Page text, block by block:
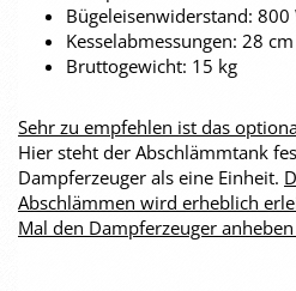
Bügeleisenwiderstand: 800
Kesselabmessungen: 28
Bruttogewicht: 15 kg
Sehr zu empfehlen ist das
Hier steht der Abschlämmtank
Dampferzeuger als eine Einheit.
Abschlämmen wird erheblich
Mal den Dampferzeuger